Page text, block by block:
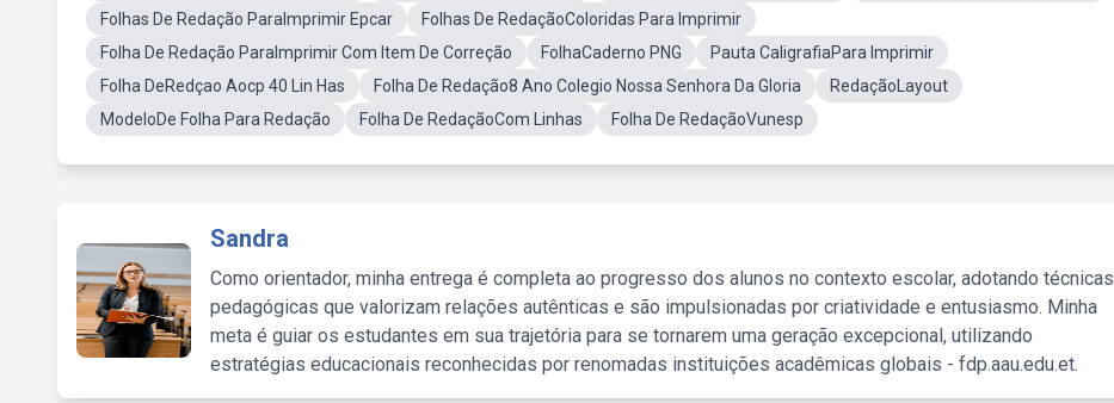
Folhas De Redação ParaImprimir Epcar
Folhas De RedaçãoColoridas Para Imprimir
Folha De Redação ParaImprimir Com Item De Correção
FolhaCaderno PNG
Pauta CaligrafiaPara Imprimir
Folha DeRedçao Aocp 40 Lin Has
Folha De Redação8 Ano Colegio Nossa Senhora Da Gloria
RedaçãoLayout
ModeloDe Folha Para Redação
Folha De RedaçãoCom Linhas Folha De RedaçãoVunesp
Sandra
Como orientador, minha entrega é completa ao progresso dos alunos no contexto escolar, adotando técnicas
pedagógicas que valorizam relações autênticas e são impulsionadas por criatividade e entusiasmo. Minha
meta é guiar os estudantes em sua trajetória para se tornarem uma geração excepcional, utilizando
estratégias educacionais reconhecidas por renomadas instituições acadêmicas globais - fdp.aau.edu.et.